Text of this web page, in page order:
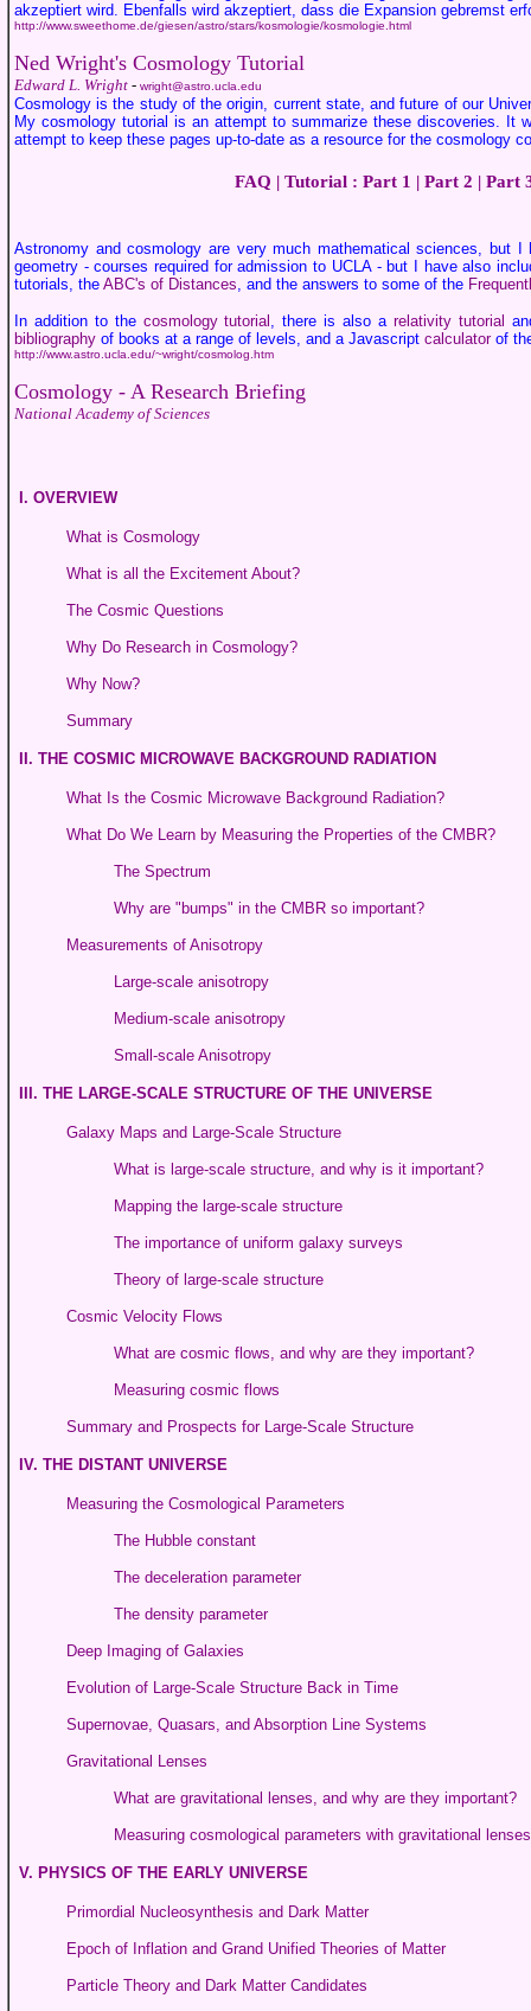
akzeptiert wird. Ebenfalls wird akzeptiert, dass die Expansion gebremst
http://www.sweethome.de/giesen/astro/stars/kosmologie/kosmologie.html
Ned Wright's Cosmology Tutorial
Edward L. Wright - wright@astro.ucla.edu
Cosmology is the study of the origin, current state, and future of our
My cosmology tutorial is an attempt to summarize these discoveries. It
attempt to keep these pages up-to-date as a resource for the cosmology
FAQ | Tutorial : Part 1 | Part 2 | Part
Astronomy and cosmology are very much mathematical sciences, but
geometry - courses required for admission to UCLA - but I have also
tutorials, the ABC's of Distances , and the answers to some of the
In addition to the cosmology tutorial , there is also a relativity tutorial
bibliography of books at a range of levels, and a Javascript calculatorof
http://www.astro.ucla.edu/~wright/cosmolog.htm
Cosmology - A Research Briefing
National Academy of Sciences
I. OVERVIEW
What is Cosmology
What is all the Excitement About?
The Cosmic Questions
Why Do Research in Cosmology?
Why Now?
Summary
II. THE COSMIC MICROWAVE BACKGROUND RADIATION
What Is the Cosmic Microwave Background Radiation?
What Do We Learn by Measuring the Properties of the CMBR?
The Spectrum
Why are "bumps" in the CMBR so important?
Measurements of Anisotropy
Large-scale anisotropy
Medium-scale anisotropy
Small-scale Anisotropy
III. THE LARGE-SCALE STRUCTURE OF THE UNIVERSE
Galaxy Maps and Large-Scale Structure
What is large-scale structure, and why is it important?
Mapping the large-scale structure
The importance of uniform galaxy surveys
Theory of large-scale structure
Cosmic Velocity Flows
What are cosmic flows, and why are they important?
Measuring cosmic flows
Summary and Prospects for Large-Scale Structure
IV. THE DISTANT UNIVERSE
Measuring the Cosmological Parameters
The Hubble constant
The deceleration parameter
The density parameter
Deep Imaging of Galaxies
Evolution of Large-Scale Structure Back in Time
Supernovae, Quasars, and Absorption Line Systems
Gravitational Lenses
What are gravitational lenses, and why are they important?
Measuring cosmological parameters with gravitational lenses
V. PHYSICS OF THE EARLY UNIVERSE
Primordial Nucleosynthesis and Dark Matter
Epoch of Inflation and Grand Unified Theories of Matter
Particle Theory and Dark Matter Candidates